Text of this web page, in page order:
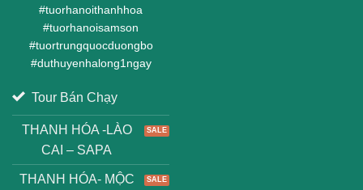
#tuorhanoithanhhoa
#tuorhanoisamson
#tuortrungquocduongbo
#duthuyenhalong1ngay
Tour Bán Chạy
THANH HÓA -LÀO
CAI – SAPA
THANH HÓA- MỘC